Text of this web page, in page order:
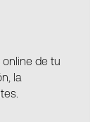
de tu
la